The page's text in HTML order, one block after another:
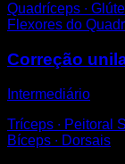
Quadríceps ∙
Flexores do
Correção
Intermediário
Tríceps ∙ Peitoral
Bíceps ∙ Dorsais